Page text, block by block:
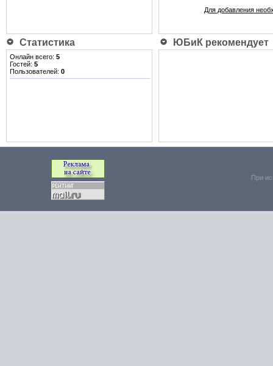
Для добавления
Статистика ЮБиК рекомендует
Онлайн всего: 5
Гостей: 5
Пользователей: 0
При